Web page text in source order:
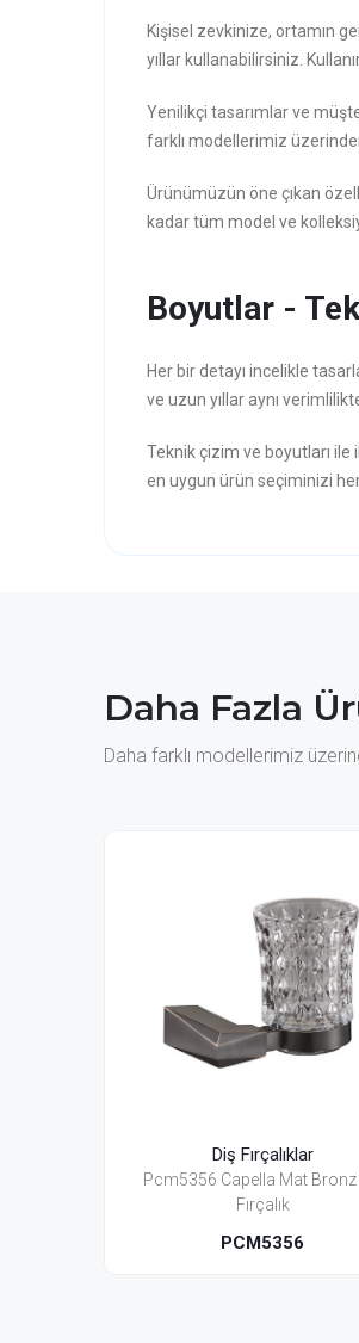
Kişisel zevkinize, ortamın
yıllar kullanabilirsiniz.
Yenilikçi tasarımlar ve
farklı modellerimiz
Ürünümüzün öne çıkan
kadar tüm model ve
Boyutlar -
Her bir detayı incelikle
ve uzun yıllar aynı
Teknik çizim ve boyutları
en uygun ürün seçiminizi
Daha Fazla
Daha farklı modellerimiz
Diş Fırçalıklar
Pc5306 Capella Diş
PC5306